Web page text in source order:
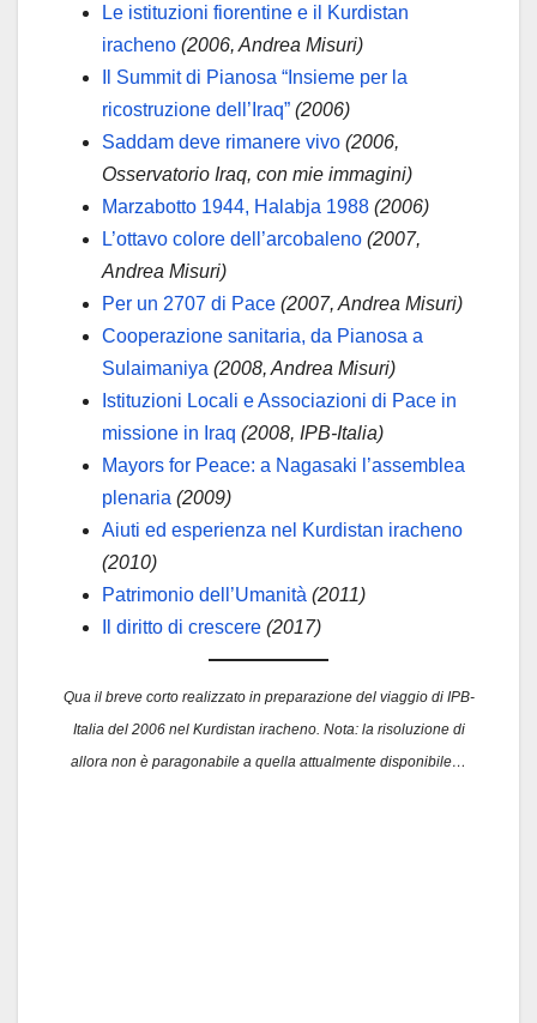
Le istituzioni fiorentine e il Kurdistan
iracheno (2006, Andrea Misuri)
Il Summit di Pianosa “Insieme per la
ricostruzione dell’Iraq” (2006)
Saddam deve rimanere vivo (2006,
Osservatorio Iraq, con mie immagini)
Marzabotto 1944, Halabja 1988 (2006)
L’ottavo colore dell’arcobaleno (2007,
Andrea Misuri)
Per un 2707 di Pace (2007, Andrea Misuri)
Cooperazione sanitaria, da Pianosa a
Sulaimaniya (2008, Andrea Misuri)
Istituzioni Locali e Associazioni di Pace in
missione in Iraq (2008, IPB-Italia)
Mayors for Peace: a Nagasaki l’assemblea
plenaria (2009)
Aiuti ed esperienza nel Kurdistan iracheno
(2010)
Patrimonio dell’Umanità (2011)
Il diritto di crescere (2017)
Qua il breve corto realizzato in preparazione del viaggio di IPB-
Italia del 2006 nel Kurdistan iracheno. Nota: la risoluzione di
allora non è paragonabile a quella attualmente disponibile…